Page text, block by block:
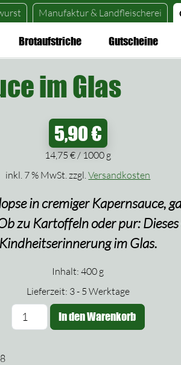
Manufaktur & Landfleischerei
Brotaufstriche Gutscheine
im Glas
5,90€
14,75€/ 1000 g
inkl. 7 % MwSt.zzgl.Versandkosten
in cremiger Kapernsauce,
zu Kartoffeln oder pur:
Kindheitserinnerung im Glas.
Inhalt: 400 g
Lieferzeit: 3 - 5 Werktage
Königsberger
Klopse
In den Warenkorb